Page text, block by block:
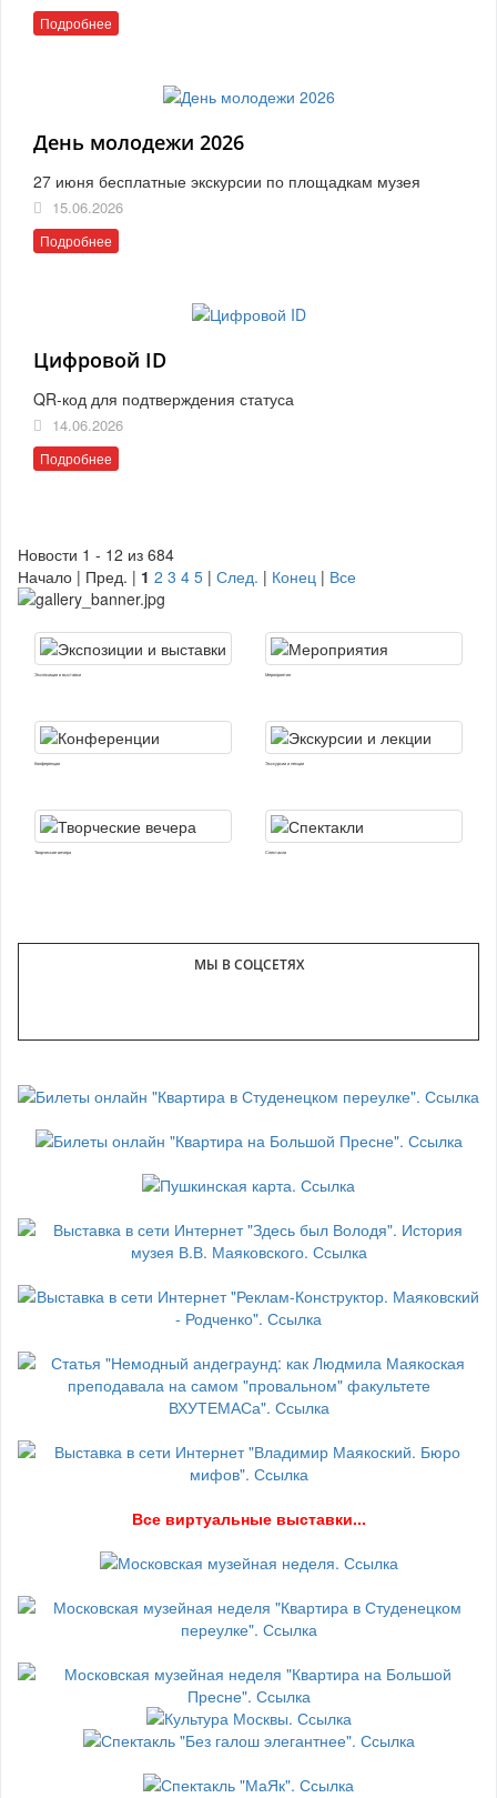
Подробнее
День молодежи 2026
27 июня бесплатные экскурсии по площадкам музея
15.06.2026
Подробнее
Цифровой ID
QR-код для подтверждения статуса
14.06.2026
Подробнее
Новости 1 - 12 из 684
Начало | Пред. | 1 2 3 4 5 | След. | Конец | Все
Экспозиции и выставки Мероприятия
Конференции Экскурсии и лекции
Творческие вечера Спектакли
МЫ В СОЦСЕТЯХ
Все виртуальные выставки...